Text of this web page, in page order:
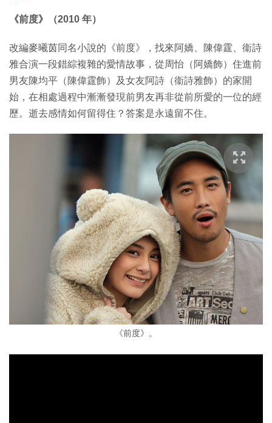
《前度》（2010 年）
改編麥曦茵同名小說的《前度》，找來阿嬌、陳偉霆、衞詩
雅合演一段錯綜複雜的愛情故事，從周怡（阿嬌飾）住進前
男友陳均平（陳偉霆飾）及女友阿詩（衞詩雅飾）的家開
始，在相處過程中漸漸發現前男友再非從前所愛的一位的經
歷。逝去感情如何留得住？答案是永遠留不住。
《前度》。